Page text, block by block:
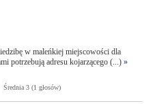
w maleńkiej miejscowości dla
potrzebują adresu kojarzącego (...) »
3 (1 głosów)